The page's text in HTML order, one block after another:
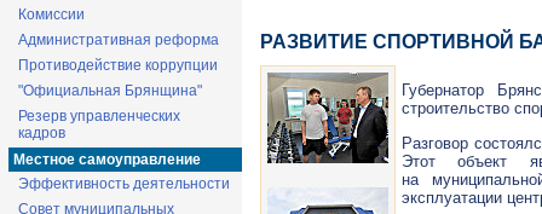
Комиссии
Административная реформа
Противодействие коррупции
"Официальная Брянщина"
Резерв управленческих
кадров
Местное самоуправление
Эффективность деятельности
Совет муниципальных
РАЗВИТИЕ СПОРТИВНОЙ
Губернатор
строительство
Разговор
Этот объект
на
эксплуатации